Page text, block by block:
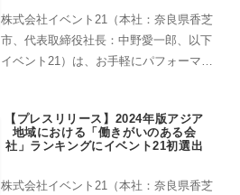
株式会社イベント21（本社：奈良県香芝
市、代表取締役社長：中野愛一郎、以下
イベント21）は、お手軽にパフォーマー
ービスを開始しました。
【プレスリリース】2024年版アジア
地域における「働きがいのある会
社」ランキングにイベント21初選出
株式会社イベント21（本社：奈良県香芝